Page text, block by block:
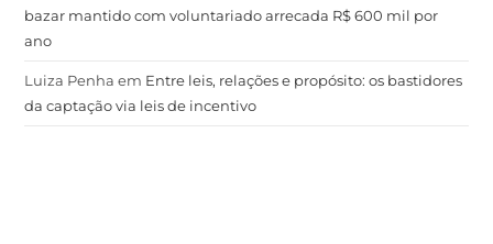
bazar mantido com voluntariado arrecada R$ 600 mil por
ano
Luiza Penha em Entre leis, relações e propósito: os bastidores
da captação via leis de incentivo